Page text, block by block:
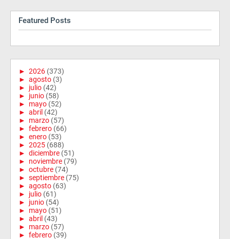
Featured Posts
► 2026 (373)
► agosto (3)
► julio (42)
► junio (58)
► mayo (52)
► abril (42)
► marzo (57)
► febrero (66)
► enero (53)
► 2025 (688)
► diciembre (51)
► noviembre (79)
► octubre (74)
► septiembre (75)
► agosto (63)
► julio (61)
► junio (54)
► mayo (51)
► abril (43)
► marzo (57)
► febrero (39)